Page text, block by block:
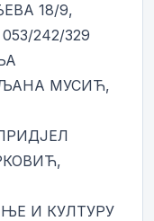
18/9,
242/329
МУСИЋ,
И КУЛТУРУ